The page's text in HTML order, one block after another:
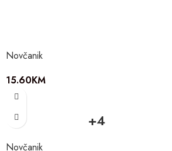
Novčanik
15.60KM
+4
Novčanik